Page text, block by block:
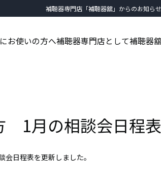
補聴器専門店「補聴器舘」からのお知らせ
お使いの方へ補聴器専門店として補聴器
1月の相談会日程表
日程表を更新しました。